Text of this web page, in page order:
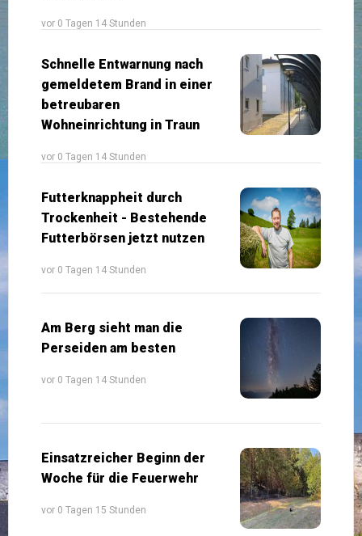
vor 0 Tagen 14 Stunden
Schnelle Entwarnung nach
gemeldetem Brand in einer
betreubaren
Wohneinrichtung in Traun
vor 0 Tagen 14 Stunden
Futterknappheit durch
Trockenheit - Bestehende
Futterbörsen jetzt nutzen
vor 0 Tagen 14 Stunden
Am Berg sieht man die
Perseiden am besten
vor 0 Tagen 14 Stunden
Einsatzreicher Beginn der
Woche für die Feuerwehr
vor 0 Tagen 15 Stunden